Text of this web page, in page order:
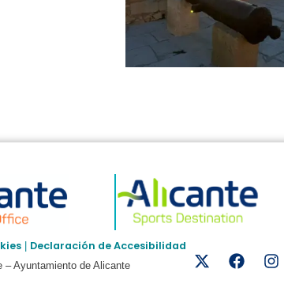
| Declaración de Accesibilidad
Ayuntamiento de Alicante